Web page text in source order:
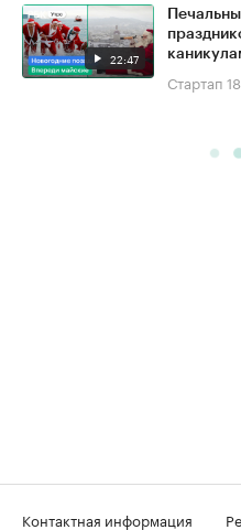
22:47
Стартап
Контактная информация